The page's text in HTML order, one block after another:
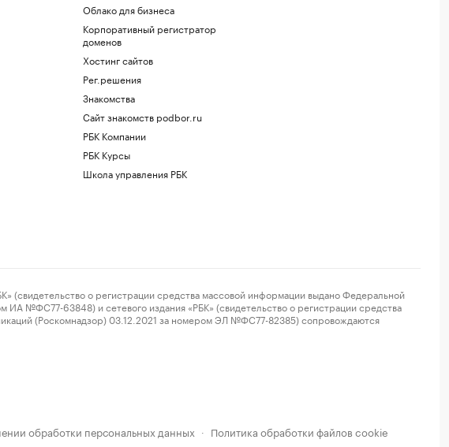
Облако для бизнеса
Корпоративный регистратор
доменов
Хостинг сайтов
Рег.решения
Знакомства
Сайт знакомств podbor.ru
РБК Компании
РБК Курсы
Школа управления РБК
о регистрации средства массовой информации выдано Федеральной
№ФС77-63848) и сетевого издания «РБК» (свидетельство о регистрации средства
(Роскомнадзор) 03.12.2021 за номером ЭЛ №ФС77-82385) сопровождаются
обработки персональных данных · Политика обработки файлов cookie